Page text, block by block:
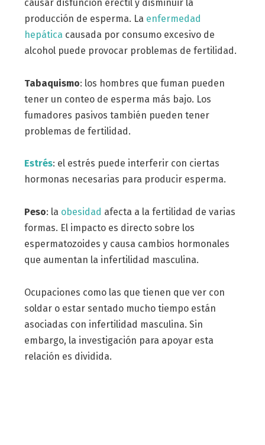
causar disfunción eréctil y disminuir la
producción de esperma. La enfermedad
hepática causada por consumo excesivo de
alcohol puede provocar problemas de fertilidad.
Tabaquismo: los hombres que fuman pueden
tener un conteo de esperma más bajo. Los
fumadores pasivos también pueden tener
problemas de fertilidad.
Estrés: el estrés puede interferir con ciertas
hormonas necesarias para producir esperma.
Peso: la obesidad afecta a la fertilidad de varias
formas. El impacto es directo sobre los
espermatozoides y causa cambios hormonales
que aumentan la infertilidad masculina.
Ocupaciones como las que tienen que ver con
soldar o estar sentado mucho tiempo están
asociadas con infertilidad masculina. Sin
embargo, la investigación para apoyar esta
relación es dividida.